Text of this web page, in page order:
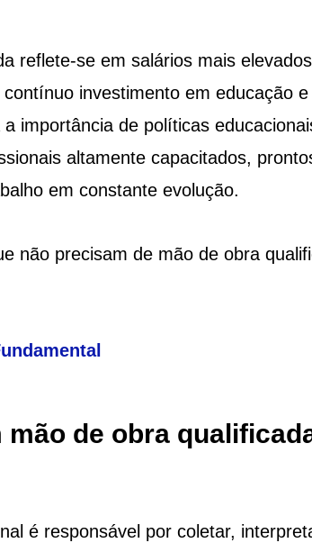
reflete-se em salários mais
investimento em educação e
importância de políticas
altamente capacitados,
em constante evolução.
não precisam de mão de obra
de obra
é responsável por coletar,